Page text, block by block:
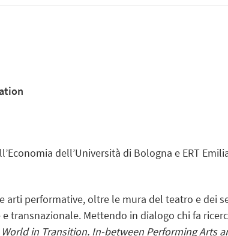
dell’Università di Bologna e ERT
arti performative, oltre le mura del teatro e dei
transnazionale. Mettendo in dialogo chi fa
World in Transition. In-between Performing Arts